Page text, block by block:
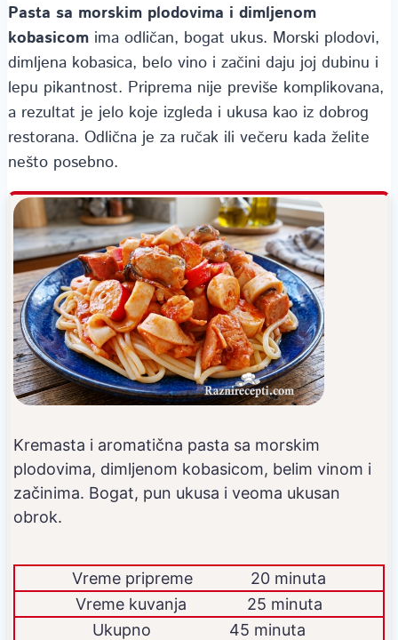
Pasta sa morskim plodovima i dimljenom
kobasicom ima odličan, bogat ukus. Morski plodovi,
dimljena kobasica, belo vino i začini daju joj dubinu i
lepu pikantnost. Priprema nije previše komplikovana,
a rezultat je jelo koje izgleda i ukusa kao iz dobrog
restorana. Odlična je za ručak ili večeru kada želite
nešto posebno.
Kremasta i aromatična pasta sa morskim
plodovima, dimljenom kobasicom, belim vinom i
začinima. Bogat, pun ukusa i veoma ukusan
obrok.
Vreme pripreme
20 minuta
Vreme kuvanja
25 minuta
Ukupno
45 minuta